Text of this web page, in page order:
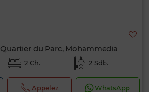
du Parc, Mohammedia
2 Ch. 2 Sdb.
Appelez WhatsApp